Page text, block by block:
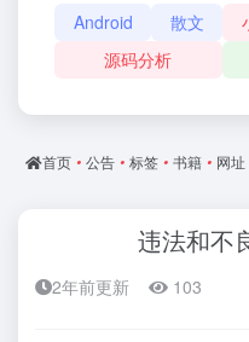
Android 散文
源码分析
首页 • 公告 • 标签 • 书籍 • 网址
违法和不
2年前更新 103